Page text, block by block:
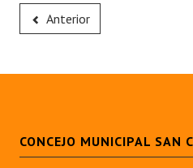
Antiguos Pobladores - Registro
Anterior
CONCEJO MUNICIPAL SAN